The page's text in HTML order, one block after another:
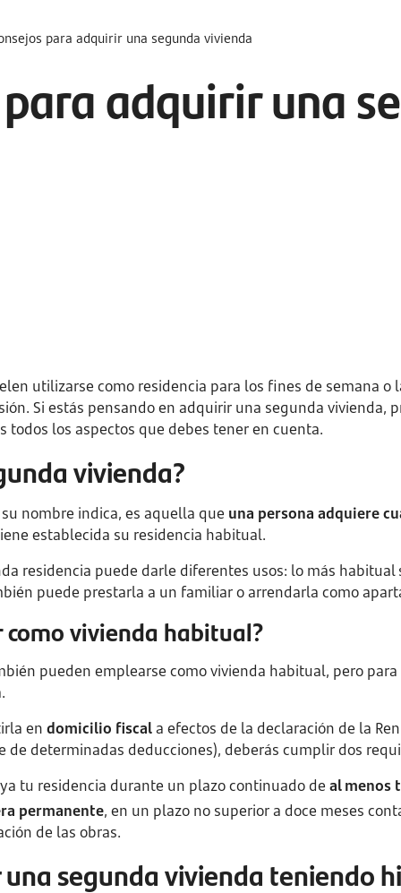
para adquirir una segunda vivienda
adquirir una
utilizarse como residencia para los fines de semana o
Si estás pensando en adquirir una segunda vivienda,
todos los aspectos que debes tener en cuenta.
vivienda?
nombre indica, es aquella que una persona adquiere
establecida su residencia habitual.
residencia puede darle diferentes usos: lo más habitual
puede prestarla a un familiar o arrendarla como
como vivienda habitual?
pueden emplearse como vivienda habitual, pero
en domicilio fiscala efectos de la declaración de la
de determinadas deducciones), deberás cumplir dos
tu residencia durante un plazo continuado de al menos
permanente, en un plazo no superior a doce meses
de las obras.
segunda vivienda teniendo